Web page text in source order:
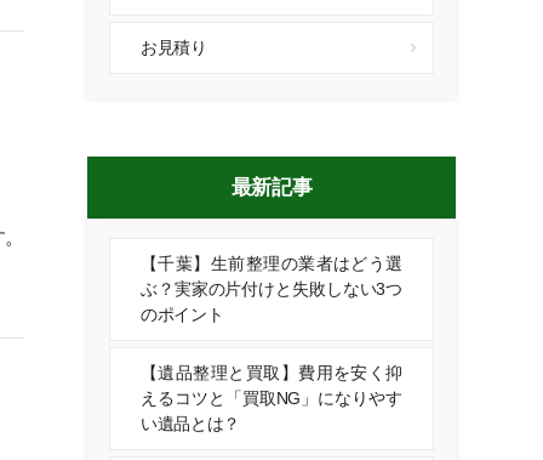
お見積り
最新記事
【千葉】生前整理の業者はどう選
ぶ？実家の片付けと失敗しない3つ
のポイント
【遺品整理と買取】費用を安く抑
えるコツと「買取NG」になりやす
い遺品とは？